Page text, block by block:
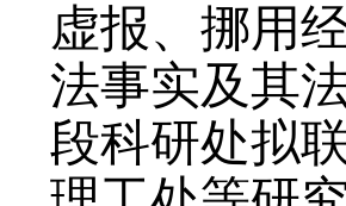
虚报、挪用
法事实及其
段科研处拟